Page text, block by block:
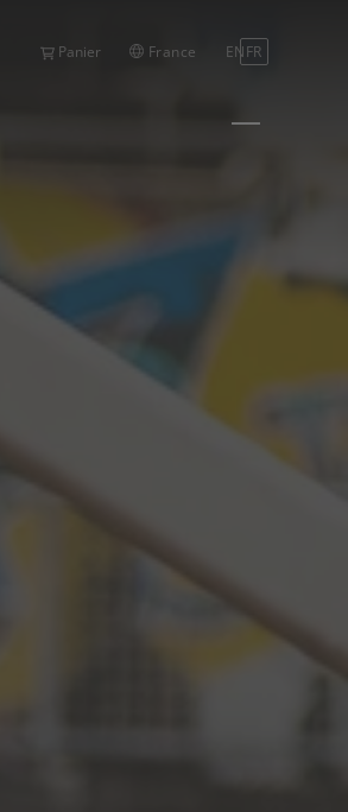
Panier France ENFR